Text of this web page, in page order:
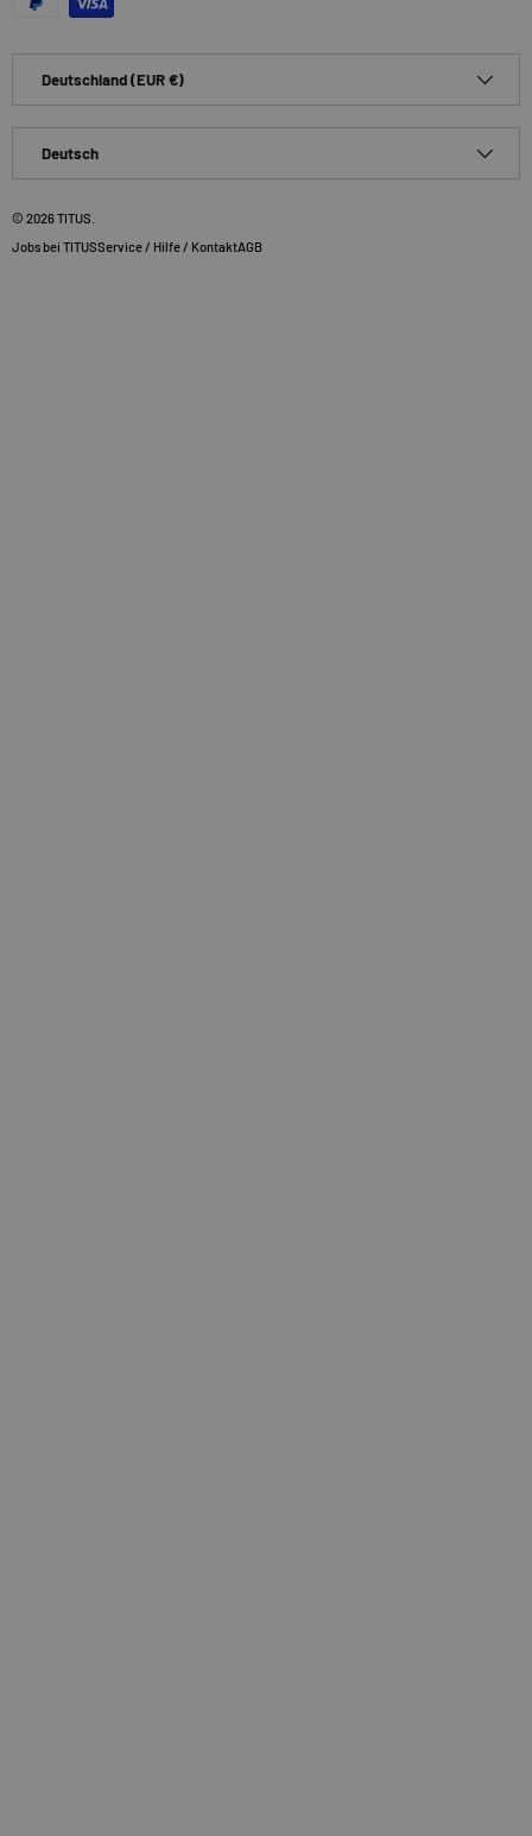
Deutschland (EUR €)
Deutsch
© 2026TITUS
Jobs bei TITUSService / Hilfe / KontaktAGB